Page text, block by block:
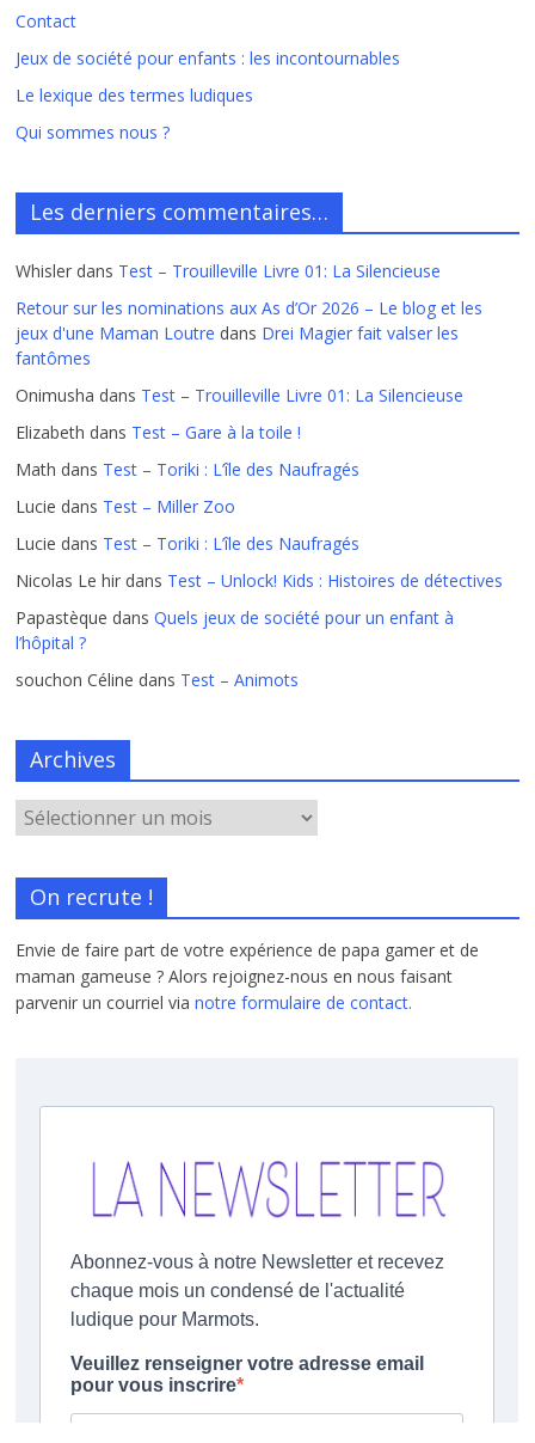
Contact
Jeux de société pour enfants : les incontournables
Le lexique des termes ludiques
Qui sommes nous ?
Les derniers commentaires…
Whisler dans Test – Trouilleville Livre 01: La Silencieuse
Retour sur les nominations aux As d’Or 2026 – Le blog et les
jeux d'une Maman Loutre dans Drei Magier fait valser les
fantômes
Onimusha dans Test – Trouilleville Livre 01: La Silencieuse
Elizabeth dans Test – Gare à la toile !
Math dans Test – Toriki : L’île des Naufragés
Lucie dans Test – Miller Zoo
Lucie dans Test – Toriki : L’île des Naufragés
Nicolas Le hir dans Test – Unlock! Kids : Histoires de détectives
Papastèque dansQuels jeux de société pour un enfant à
l’hôpital ?
souchon Céline dans Test – Animots
Archives
On recrute !
Envie de faire part de votre expérience de papa gamer et de
maman gameuse ? Alors rejoignez-nous en nous faisant
parvenir un courriel vianotre formulaire de contact.